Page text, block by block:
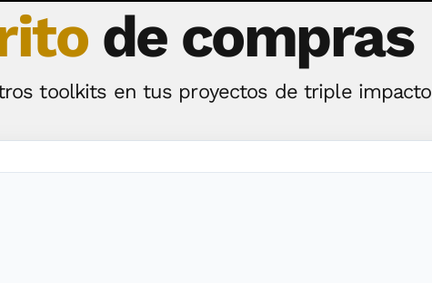
de compras
toolkits en tus proyectos de triple impacto